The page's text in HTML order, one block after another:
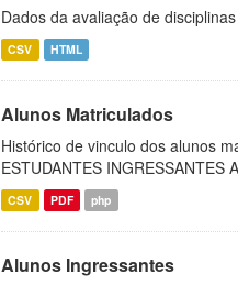
Dados da avaliação de disciplinas
CSV HTML
Alunos Matriculados
Histórico de vinculo dos alunos
ESTUDANTES INGRESSANTES
CSV PDF php
Alunos Ingressantes